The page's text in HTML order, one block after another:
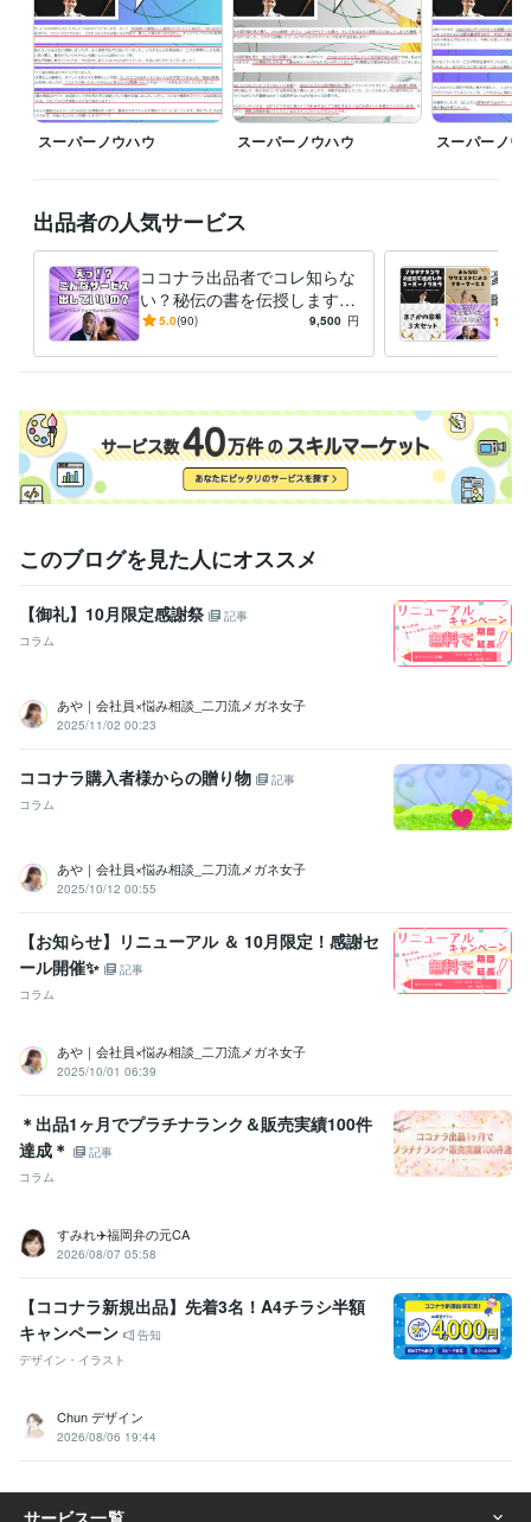
『電話相談編』
✅完全予約制
✅事前メッセージでの日程調整必須
どのサービスも、活動時間外だとしても最大限の対応をさせていただき
ます！
経験職種
マーケティング / コンテンツマーケティング・SEO
マーケティング / 商品企画・開発 経験年数 : 4年
コンサルタント / 経営コンサルタント 経験年数 : 19年
ライフスタイル・その他 / イベント司会 経験年数 : 4年
受賞歴
開始２週間でプラチナランク達成　2023/12/13デビュー 開始２カ月
件、売上70万』達成 開始４ヶ月で『販売数200件』達成 　売上額は
今後は非公開
単月売上100件＆評価オール5獲得
開始５ヶ月で『販
売数300件』達成 開始6ヶ月で『販売数350件』達成 開始7ヶ月で
『販売数390件』達成
開始8ヶ月で『販売数430件』達成
開始9ヶ月
で『販売数470件』達成 開始10ヶ月で『販売数500件』達成 開始11
年間のココナラ活動休止
ココナラ活動再開
経営労務コンサルタント 取得年 : 2017年
メンタルヘルスマネジメント検定
ビジネス能力検定（B検） 取得年 : 2021年
プログラミング言語・フレームワーク
Google Apps Script:3年 JavaScript:3年Python:3年
ビジネス・クリエイティブツール
Excel:23年Google サイト:6年
Google スライド:9年Google ドキュメント:9年PowerPoint:23年
Word:23年弥生会計:4年Google Analytics:4年
Google Search Console:4年
Filmora:3年
CapCut:4年
その他ツール
コンサルタント（建設・補償・経営・営業・事業再生）:19年
マーケティング（マス・ダイレクト・インバウンド）:19年
SNSマーケティング（X・YouTube・ラジオ）:4年
ツ（秘伝の書） 文章添削コンサル
トコンサル ３日コンサル
ノウハウ 副業 実績 相談 ジャンル コンサル
ココナラ
マーケティング
SEO
資産運用・副業の相談 毎月６桁収益継続中の副業を伝授
初心者 副業
語学力
スーパーノウハウ スーパーノウハウ スーパーノウ
出品者の人気サービス
ココナラ出品者でコレ知らな
い？秘伝の書を伝授します
【売上10件ごとに値上げ】㊙️
5.0(90) 9,500 円
豪華
略セ
【売
け！
このブログを見た人にオススメ
【御礼】10月限定感謝祭
記事
コラム
あや｜会社員×悩み相談_二刀流メガネ女子
2025/11/02 00:23
ココナラ購入者様からの贈り物
記事
コラム
あや｜会社員×悩み相談_二刀流メガネ女子
2025/10/12 00:55
【お知らせ】リニューアル ＆ 10月限定！感謝セ
ール開催✨
記事
コラム
あや｜会社員×悩み相談_二刀流メガネ女子
2025/10/01 06:39
＊出品1ヶ月でプラチナランク＆販売実績100件
達成＊
記事
コラム
すみれ✈️福岡弁の元CA
2026/08/07 05:58
【ココナラ新規出品】先着3名！A4チラシ半額
キャンペーン
告知
デザイン・イラスト
Chun デザイン
2026/08/06 19:44